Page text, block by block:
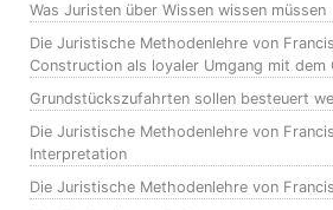
Was Juristen über Wissen wissen müssen
Die Juristische Methodenlehre von
Construction als loyaler Umgang mit dem
Grundstückszufahrten sollen besteuert
Die Juristische Methodenlehre von
Interpretation
Die Juristische Methodenlehre von